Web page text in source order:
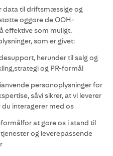
data til driftsmæssige og
oggøre de OOH-
effektive som muligt.
som er givet:
herunder til salg og
og PR-formål
personoplysninger for
såvi sikrer, at vi leverer
interagerer med os
at gøre os i stand til
og leverepassende